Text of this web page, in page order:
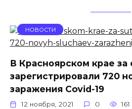
НОВОСТИ
В Красноярском крае за
зарегистрировали 720
заражения Covid-19
12 ноября, 2021 0 161